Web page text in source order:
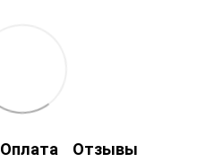
Оплата Отзывы